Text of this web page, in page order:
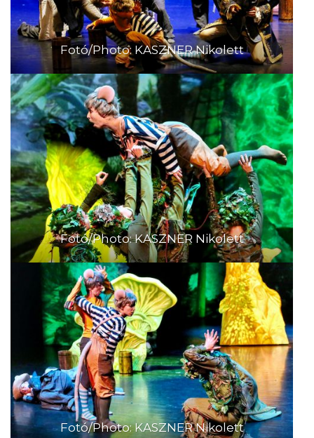
Fotó/Photo: KASZNER Nikolett
Fotó/Photo: KASZNER Nikolett
Fotó/Photo: KASZNER Nikolett